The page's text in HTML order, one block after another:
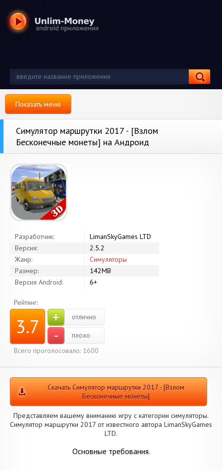
Показать меню
Симулятор маршрутки 2017 - [Взлом
Бесконечные монеты] на Андроид
Разработчик:
LimanSkyGames LTD
Версия:
2.5.2
Жанр:
Симуляторы
Размер:
142MB
Версия Android:
6+
Рейтинг:
3.7 + отлично
-
плохо
Всего проголосовало: 1600
Скачать Симулятор маршрутки 2017 - [Взлом
Бесконечные монеты]
Представляем вашему вниманию игру с категории симуляторы.
Симулятор маршрутки 2017 от известного автора LimanSkyGames
LTD.
Основные требования.